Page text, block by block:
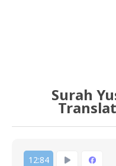
Surah
12:84